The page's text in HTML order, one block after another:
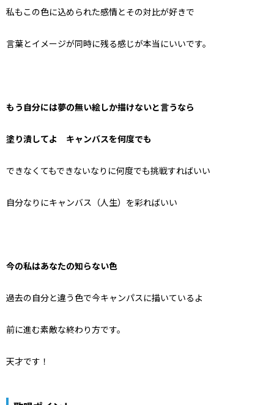
私もこの色に込められた感情とその対比が好きで
言葉とイメージが同時に残る感じが本当にいいです。
もう自分には夢の無い絵しか描けないと言うなら
塗り潰してよ キャンバスを何度でも
できなくてもできないなりに何度でも挑戦すればいい
自分なりにキャンバス（人生）を彩ればいい
今の私はあなたの知らない色
過去の自分と違う色で今キャンパスに描いているよ
前に進む素敵な終わり方です。
天才です！